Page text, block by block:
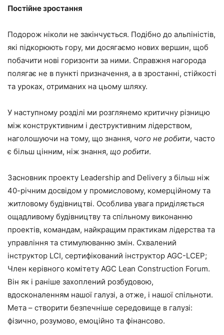
Постійне зростання
Подорож ніколи не закінчується. Подібно до альпіністів,
які підкорюють гору, ми досягаємо нових вершин, щоб
побачити нові горизонти за ними. Справжня нагорода
полягає не в пункті призначення, а в зростанні, стійкості
та уроках, отриманих на цьому шляху.
У наступному розділі ми розглянемо критичну різницю
між конструктивним і деструктивним лідерством,
наголошуючи на тому, що знання, чого не робити, часто
є більш цінним, ніж знання, що робити.
Засновник проекту Leadership and Delivery з більш ніж
40-річним досвідом у промисловому, комерційному та
житловому будівництві. Особлива увага приділяється
ощадливому будівництву та спільному виконанню
проектів, командам, найкращим практикам лідерства та
управління та стимулюванню змін. Схвалений
інструктор LCI, сертифікований інструктор AGC-LCEP;
Член керівного комітету AGC Lean Construction Forum.
Він як і раніше захоплений розбудовою,
вдосконаленням нашої галузі, а отже, і нашої спільноти.
Мета – створити безпечніше середовище в галузі:
фізично, розумово, емоційно та фінансово.